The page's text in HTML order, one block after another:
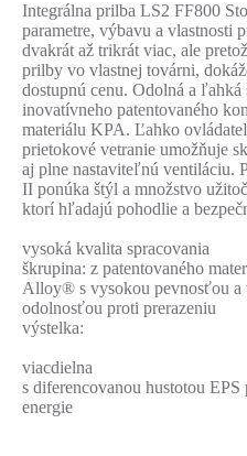
Integrálna prilba LS2 FF800
parametre, výbavu a vlastnosti
dvakrát až trikrát viac, ale
prilby vo vlastnej továrni,
dostupnú cenu. Odolná a
inovatívneho patentovaného
materiálu KPA. Ľahko
prietokové vetranie umožňuje
aj plne nastaviteľnú ventiláciu.
II ponúka štýl a množstvo
ktorí hľadajú pohodlie a
vysoká kvalita spracovania
škrupina: z patentovaného
Alloy® s vysokou pevnosťou a
odolnosťou proti prerazeniu
výstelka:
viacdielna
s diferencovanou hustotou EPS
energie